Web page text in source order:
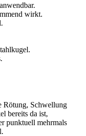
wirkt.
Rötung, Schwellung
bereits da ist,
punktuell mehrmals